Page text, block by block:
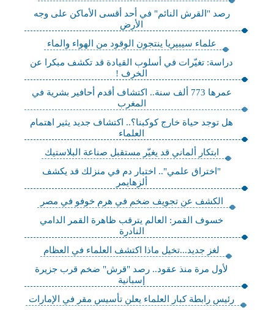
رصد "القرش النائم" في أحد أقسى الأماكن على وجه
الأرض
علماء سيبيريا ينتجون الوقود من الهواء والماء
دراسة: تغيّرات في أسلوب القيادة قد تكشف مبكرا عن
الخرف !
عمرها 773 ألف سنة.. اكتشاف أقدم أحافير بشرية في
المغرب
هل توجد حياة خارج كوكبنا؟.. اكتشاف جديد يثير اهتمام
العلماء
ابتكار ألماني قد يغيّر مستقبل صناعة البلاستيك
"اختراق علمي".. اختبار دم في منزلك قد يكشف
ألزهايمر
الكشف عن تجويف ضخم في هرم خوفو في مصر
خسوف القمر: العالم يترقب ظاهرة القمر الدامي
النادرة
لغز جديد...تخيل ماذا اكتشف العلماء في العظام
لأول مرة منذ عقود.. رصد "قرش" ضخم قرب جزيرة
إسبانية
رئيس رابطة كبار العلماء يعلن تأسيس مقر في الإمارات